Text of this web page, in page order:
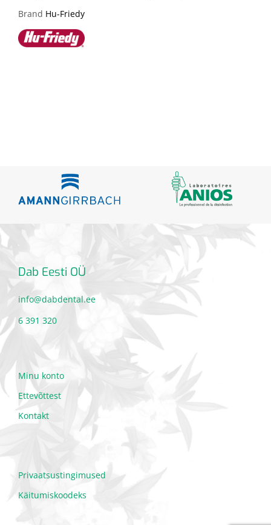
Brand Hu-Friedy
Dab Eesti OÜ
info@dabdental.ee
6 391 320
Minu konto
Ettevõttest
Kontakt
Privaatsustingimused
Käitumiskoodeks